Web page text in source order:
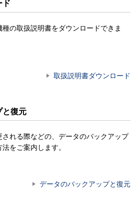
ド
種の取扱説明書をダウンロードできま
取扱説明書ダウンロード
と復元
される際などの、データのバックアップ
をご案内します。
データのバックアップと復元